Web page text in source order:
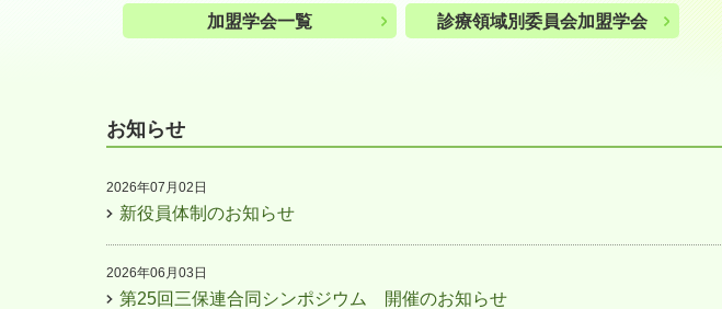
加盟学会一覧 診療領域別委員会加盟学会
お知らせ
2026年07月02日
新役員体制のお知らせ
2026年06月03日
第25回三保連合同シンポジウム 開催のお知らせ